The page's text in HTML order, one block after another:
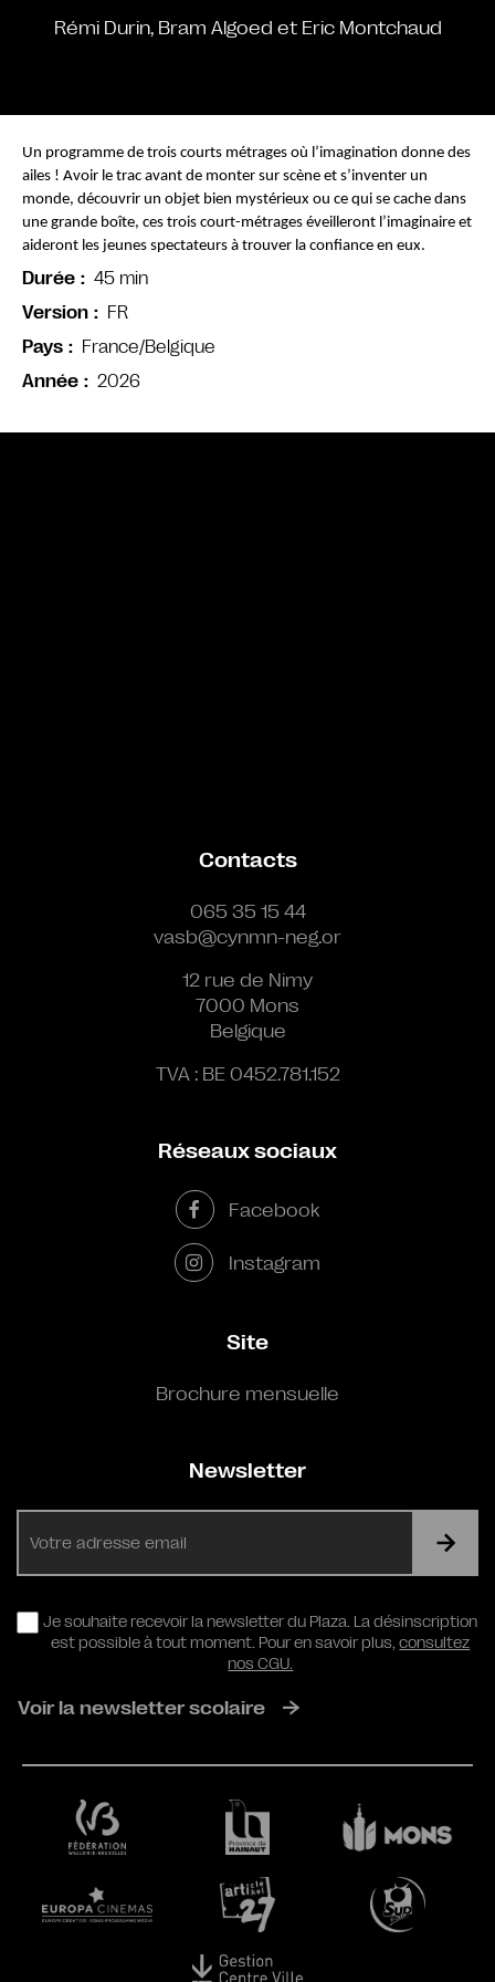
Rémi Durin, Bram Algoed et Eric Montchaud
Un programme de trois courts métrages où l’imagination donne des
ailes ! Avoir le trac avant de monter sur scène et s’inventer un
monde, découvrir un objet bien mystérieux ou ce qui se cache dans
une grande boîte, ces trois court-métrages éveilleront l’imaginaire et
aideront les jeunes spectateurs à trouver la confiance en eux.
Durée
45 min
Version
FR
Pays
France/Belgique
Année
2026
Contacts
065 35 15 44
vasb@cynmn-neg.or
12 rue de Nimy
7000 Mons
Belgique
TVA : BE 0452.781.152
Réseaux sociaux
Facebook
Instagram
Site
Brochure mensuelle
Newsletter
RGPD
Je souhaite recevoir la newsletter du Plaza. La désinscription
est possible à tout moment. Pour en savoir plus,consultez
nos CGU.
Voir la newsletter scolaire